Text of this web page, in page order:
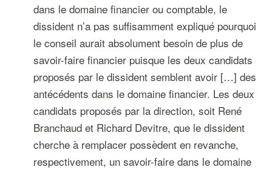
dans le domaine financier ou comptable, le
dissident n’a pas suffisamment expliqué pourquoi
le conseil aurait absolument besoin de plus de
savoir-faire financier puisque les deux candidats
proposés par le dissident semblent avoir […] des
antécédents dans le domaine financier. Les deux
candidats proposés par la direction, soit René
Branchaud et Richard Devitre, que le dissident
cherche à remplacer possèdent en revanche,
respectivement, un savoir-faire dans le domaine